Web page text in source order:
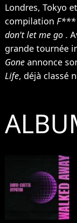
Londres, Tokyo
compilation F***
don't let me go .
grande tournée
Gone annonce
Life, déjà classé